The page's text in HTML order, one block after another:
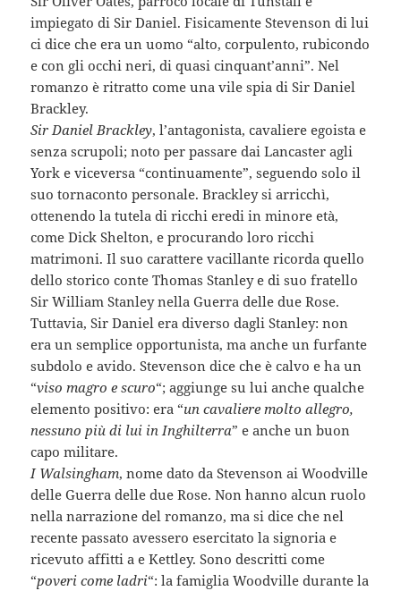
impiegato di Sir Daniel. Fisicamente Stevenson di lui
ci dice che era un uomo “alto, corpulento, rubicondo
e con gli occhi neri, di quasi cinquant’anni”. Nel
romanzo è ritratto come una vile spia di Sir Daniel
Brackley.
Sir Daniel Brackley, l’antagonista, cavaliere egoista e
senza scrupoli; noto per passare dai Lancaster agli
York e viceversa “continuamente”, seguendo solo il
suo tornaconto personale. Brackley si arricchì,
ottenendo la tutela di ricchi eredi in minore età,
come Dick Shelton, e procurando loro ricchi
matrimoni. Il suo carattere vacillante ricorda quello
dello storico conte Thomas Stanley e di suo fratello
Sir William Stanley nella Guerra delle due Rose.
Tuttavia, Sir Daniel era diverso dagli Stanley: non
era un semplice opportunista, ma anche un furfante
subdolo e avido. Stevenson dice che è calvo e ha un
“viso magro e scuro“; aggiunge su lui anche qualche
elemento positivo: era “un cavaliere molto allegro,
nessuno più di lui in Inghilterra” e anche un buon
capo militare.
I Walsingham, nome dato da Stevenson ai Woodville
delle Guerra delle due Rose. Non hanno alcun ruolo
nella narrazione del romanzo, ma si dice che nel
recente passato avessero esercitato la signoria e
ricevuto affitti a e Kettley. Sono descritti come
“poveri come ladri“: la famiglia Woodville durante la